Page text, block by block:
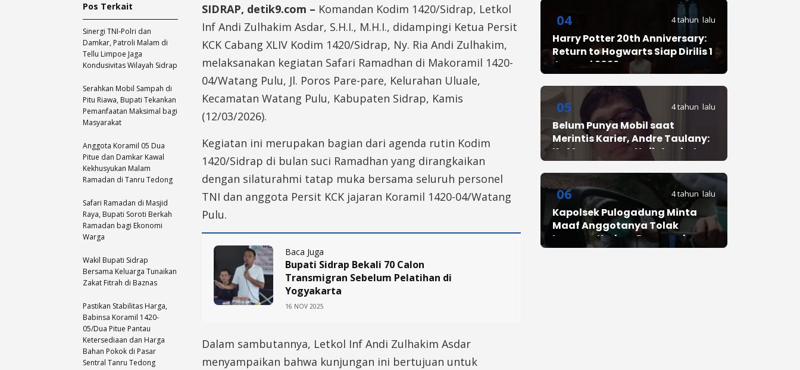
SIDRAP, detik9.com – Komandan Kodim 1420/Sidrap, Letkol
Inf Andi Zulhakim Asdar, S.H.I., M.H.I., didampingi Ketua Persit
KCK Cabang XLIV Kodim 1420/Sidrap, Ny. Ria Andi Zulhakim,
melaksanakan kegiatan Safari Ramadhan di Makoramil 1420-
04/Watang Pulu, Jl. Poros Pare-pare, Kelurahan Uluale,
Kecamatan Watang Pulu, Kabupaten Sidrap, Kamis
(12/03/2026).
Kegiatan ini merupakan bagian dari agenda rutin Kodim
1420/Sidrap di bulan suci Ramadhan yang dirangkaikan
dengan silaturahmi tatap muka bersama seluruh personel
TNI dan anggota Persit KCK jajaran Koramil 1420-04/Watang
Pulu.
Baca Juga
Bupati Sidrap Bekali 70 Calon
Transmigran Sebelum Pelatihan di
Yogyakarta
16 NOV 2025
Dalam sambutannya, Letkol Inf Andi Zulhakim Asdar
menyampaikan bahwa kunjungan ini bertujuan untuk
Pos Terkait
Sinergi TNI-Polri dan
Damkar, Patroli Malam di
Tellu Limpoe Jaga
Kondusivitas Wilayah Sidrap
Serahkan Mobil Sampah di
Pitu Riawa, Bupati Tekankan
Pemanfaatan Maksimal bagi
Masyarakat
Anggota Koramil 05 Dua
Pitue dan Damkar Kawal
Kekhusyukan Malam
Ramadan di Tanru Tedong
Safari Ramadan di Masjid
Raya, Bupati Soroti Berkah
Ramadan bagi Ekonomi
Warga
Wakil Bupati Sidrap
Bersama Keluarga Tunaikan
Zakat Fitrah di Baznas
Pastikan Stabilitas Harga,
Babinsa Koramil 1420-
05/Dua Pitue Pantau
Ketersediaan dan Harga
Bahan Pokok di Pasar
Sentral Tanru Tedong
04 4 tahun lalu
Harry Potter 20th Anniversary:
Return to Hogwarts Siap Dirilis 1
Januari 2022
05 4 tahun lalu
Belum Punya Mobil saat
Merintis Karier, Andre Taulany:
Ke Mana-mana Naik Angkot
06 4 tahun lalu
Kapolsek Pulogadung Minta
Maaf Anggotanya Tolak
Laporan Korban Perampokan